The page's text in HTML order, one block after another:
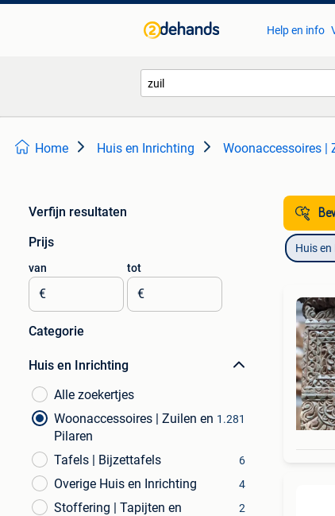
Help en info
Home Huis en Inrichting Woonaccessoires |
Verfijn resultaten
Prijs
van
€
tot
€
Categorie
Huis en Inrichting
Alle zoekertjes
Woonaccessoires | Zuilen en
Pilaren
1.281
Tafels | Bijzettafels 6
Overige Huis en Inrichting 4
Stoffering | Tapijten en
2
Huis